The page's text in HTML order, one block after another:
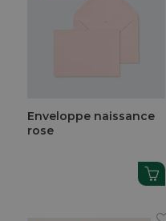
Enveloppe naissance
rose